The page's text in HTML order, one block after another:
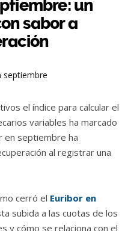
un
sabor a
el índice para calcular el
variables ha marcado
en septiembre ha
al registrar una
cerró el Euribor en
subida a las cuotas de los
y cómo se relaciona con el